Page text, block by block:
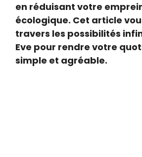
en réduisant votre
écologique. Cet article
travers les possibilités
Eve pour rendre votre
simple et agréable.